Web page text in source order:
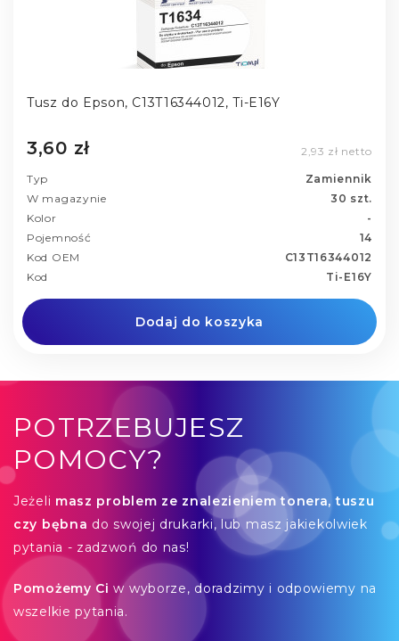
Tusz do Epson, C13T16344012, Ti-E16Y
3,60 zł 2,93 zł netto
Typ
Zamiennik
W magazynie
30 szt.
Kolor
-
Pojemność
14
Kod OEM
C13T16344012
Kod
Ti-E16Y
Dodaj do koszyka
POTRZEBUJESZ
POMOCY?
Jeżeli masz problem ze znalezieniem tonera, tuszu
czy bębna do swojej drukarki, lub masz jakiekolwiek
pytania - zadzwoń do nas!
Pomożemy Ci w wyborze, doradzimy i odpowiemy na
wszelkie pytania.